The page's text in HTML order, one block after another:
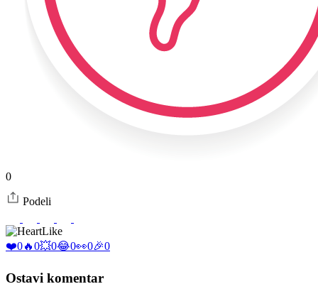
0
Podeli
Like
❤️0🔥0💥0😂0👀0🎉0
Ostavi komentar